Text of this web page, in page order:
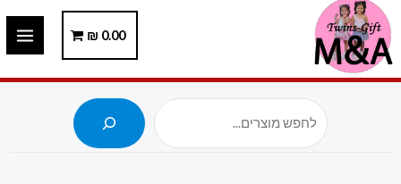
דילוג
לתוכן
0.00
₪